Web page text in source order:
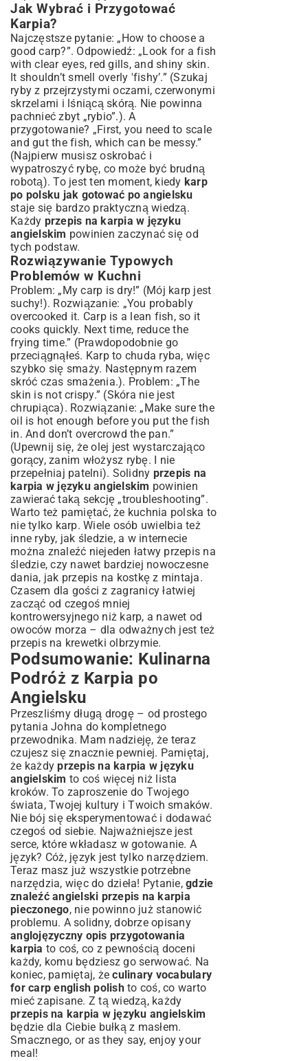
Jak Wybrać i Przygotować
Karpia?
Najczęstsze pytanie: „How to choose a
good carp?”. Odpowiedź: „Look for a fish
with clear eyes, red gills, and shiny skin.
It shouldn’t smell overly 'fishy’.” (Szukaj
ryby z przejrzystymi oczami, czerwonymi
skrzelami i lśniącą skórą. Nie powinna
pachnieć zbyt „rybio”.). A
przygotowanie? „First, you need to scale
and gut the fish, which can be messy.”
(Najpierw musisz oskrobać i
wypatroszyć rybę, co może być brudną
robotą). To jest ten moment, kiedy karp
po polsku jak gotować po angielsku
staje się bardzo praktyczną wiedzą.
Każdy przepis na karpia w języku
angielskim powinien zaczynać się od
tych podstaw.
Rozwiązywanie Typowych
Problemów w Kuchni
Problem: „My carp is dry!” (Mój karp jest
suchy!). Rozwiązanie: „You probably
overcooked it. Carp is a lean fish, so it
cooks quickly. Next time, reduce the
frying time.” (Prawdopodobnie go
przeciągnąłeś. Karp to chuda ryba, więc
szybko się smaży. Następnym razem
skróć czas smażenia.). Problem: „The
skin is not crispy.” (Skóra nie jest
chrupiąca). Rozwiązanie: „Make sure the
oil is hot enough before you put the fish
in. And don’t overcrowd the pan.”
(Upewnij się, że olej jest wystarczająco
gorący, zanim włożysz rybę. I nie
przepełniaj patelni). Solidny przepis na
karpia w języku angielskim powinien
zawierać taką sekcję „troubleshooting”.
Warto też pamiętać, że kuchnia polska to
nie tylko karp. Wiele osób uwielbia też
inne ryby, jak śledzie, a w internecie
można znaleźć niejeden łatwy przepis na
śledzie, czy nawet bardziej nowoczesne
dania, jak przepis na kostkę z mintaja.
Czasem dla gości z zagranicy łatwiej
zacząć od czegoś mniej
kontrowersyjnego niż karp, a nawet od
owoców morza – dla odważnych jest też
przepis na krewetki olbrzymie.
Podsumowanie: Kulinarna
Podróż z Karpia po
Angielsku
Przeszliśmy długą drogę – od prostego
pytania Johna do kompletnego
przewodnika. Mam nadzieję, że teraz
czujesz się znacznie pewniej. Pamiętaj,
że każdyprzepis na karpia w języku
angielskim to coś więcej niż lista
kroków. To zaproszenie do Twojego
świata, Twojej kultury i Twoich smaków.
Nie bój się eksperymentować i dodawać
czegoś od siebie. Najważniejsze jest
serce, które wkładasz w gotowanie. A
język? Cóż, język jest tylko narzędziem.
Teraz masz już wszystkie potrzebne
narzędzia, więc do dzieła! Pytanie, gdzie
znaleźć angielski przepis na karpia
pieczonego, nie powinno już stanowić
problemu. A solidny, dobrze opisany
anglojęzyczny opis przygotowania
karpia to coś, co z pewnością doceni
każdy, komu będziesz go serwować. Na
koniec, pamiętaj, żeculinary vocabulary
for carp english polishto coś, co warto
mieć zapisane. Z tą wiedzą, każdy
przepis na karpia w języku angielskim
będzie dla Ciebie bułką z masłem.
Smacznego, or as they say, enjoy your
meal!